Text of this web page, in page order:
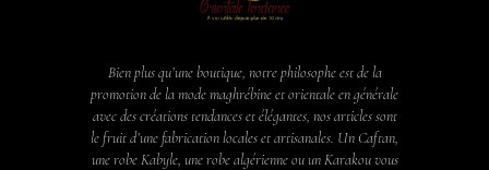
Bien plus qu’une boutique, notre philosophe est de la
promotion de la mode maghrébine et orientale en générale
avec des créations tendances et élégantes, nos articles sont
le fruit d’une fabrication locales et artisanales. Un Caftan,
une robe Kabyle, une robe algérienne ou un Karakou vous